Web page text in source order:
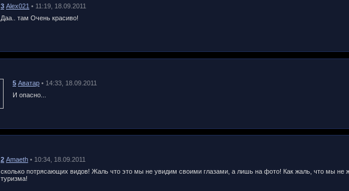
3 Alex021 • 11:19, 18.09.2011
Даа.. там Очень красиво!
5 Аватар • 14:33, 18.09.2011
И опасно...
2 Amaeth • 10:34, 18.09.2011
сколько потрясающих видов! Жаль что это мы не увидим своими глазами, а лишь на фото! Как жаль, что мы не
туризма!